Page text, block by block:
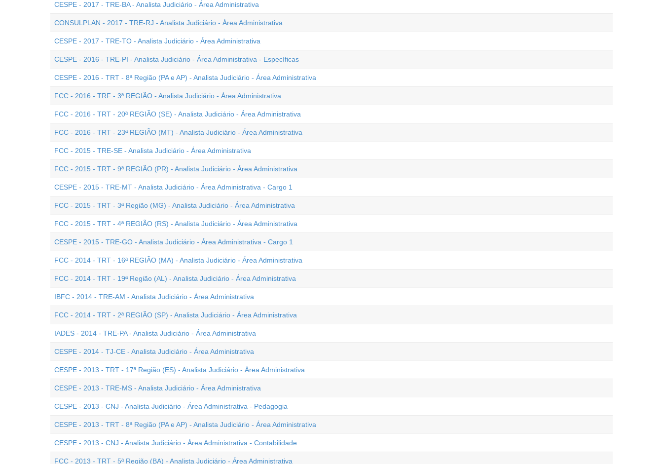
CESPE - 2017 - TRE-BA - Analista Judiciário - Área Administrativa
CONSULPLAN - 2017 - TRE-RJ - Analista Judiciário - Área Administrativa
CESPE - 2017 - TRE-TO - Analista Judiciário - Área Administrativa
CESPE - 2016 - TRE-PI - Analista Judiciário - Área Administrativa - Específicas
CESPE - 2016 - TRT - 8ª Região (PA e AP) - Analista Judiciário - Área Administrativa
FCC - 2016 - TRF - 3ª REGIÃO - Analista Judiciário - Área Administrativa
FCC - 2016 - TRT - 20ª REGIÃO (SE) - Analista Judiciário - Área Administrativa
FCC - 2016 - TRT - 23ª REGIÃO (MT) - Analista Judiciário - Área Administrativa
FCC - 2015 - TRE-SE - Analista Judiciário - Área Administrativa
FCC - 2015 - TRT - 9ª REGIÃO (PR) - Analista Judiciário - Área Administrativa
CESPE - 2015 - TRE-MT - Analista Judiciário - Área Administrativa - Cargo 1
FCC - 2015 - TRT - 3ª Região (MG) - Analista Judiciário - Área Administrativa
FCC - 2015 - TRT - 4ª REGIÃO (RS) - Analista Judiciário - Área Administrativa
CESPE - 2015 - TRE-GO - Analista Judiciário - Área Administrativa - Cargo 1
FCC - 2014 - TRT - 16ª REGIÃO (MA) - Analista Judiciário - Área Administrativa
FCC - 2014 - TRT - 19ª Região (AL) - Analista Judiciário - Área Administrativa
IBFC - 2014 - TRE-AM - Analista Judiciário - Área Administrativa
FCC - 2014 - TRT - 2ª REGIÃO (SP) - Analista Judiciário - Área Administrativa
IADES - 2014 - TRE-PA - Analista Judiciário - Área Administrativa
CESPE - 2014 - TJ-CE - Analista Judiciário - Área Administrativa
CESPE - 2013 - TRT - 17ª Região (ES) - Analista Judiciário - Área Administrativa
CESPE - 2013 - TRE-MS - Analista Judiciário - Área Administrativa
CESPE - 2013 - CNJ - Analista Judiciário - Área Administrativa - Pedagogia
CESPE - 2013 - TRT - 8ª Região (PA e AP) - Analista Judiciário - Área Administrativa
CESPE - 2013 - CNJ - Analista Judiciário - Área Administrativa - Contabilidade
FCC - 2013 - TRT - 5ª Região (BA) - Analista Judiciário - Área Administrativa